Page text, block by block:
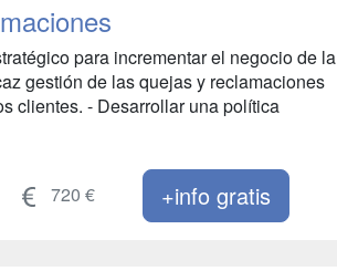
para incrementar el negocio de la
gestión de las quejas y reclamaciones
clientes. - Desarrollar una política
720 € +info gratis